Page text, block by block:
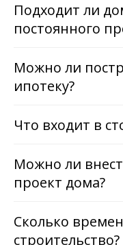
Подходит ли
постоянного
Можно ли
ипотеку?
Что входит в
Можно ли
проект дома?
Сколько
строительство?